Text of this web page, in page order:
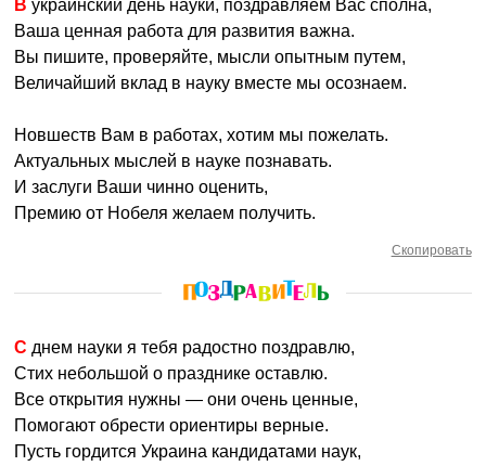
В украинский день науки, поздравляем Вас сполна,
Ваша ценная работа для развития важна.
Вы пишите, проверяйте, мысли опытным путем,
Величайший вклад в науку вместе мы осознаем.
Новшеств Вам в работах, хотим мы пожелать.
Актуальных мыслей в науке познавать.
И заслуги Ваши чинно оценить,
Премию от Нобеля желаем получить.
Скопировать
С днем науки я тебя радостно поздравлю,
Стих небольшой о празднике оставлю.
Все открытия нужны — они очень ценные,
Помогают обрести ориентиры верные.
Пусть гордится Украина кандидатами наук,